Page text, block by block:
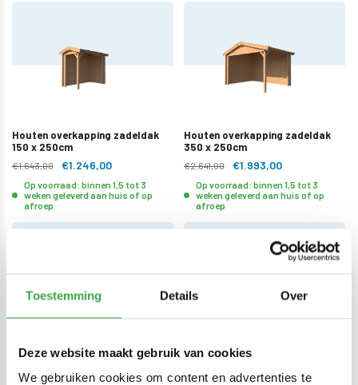
Toestemming Details Over
Deze website maakt gebruik van cookies
We gebruiken cookies om content en advertenties te
Houten overkapping zadeldak
150 x 250cm
€1.643,00 €1.246,00
Op voorraad: binnen 1,5 tot 3
weken geleverd aan huis of op
afroep
Houten overkapping zadeldak
350 x 250cm
€2.641,00 €1.993,00
Op voorraad: binnen 1,5 tot 3
weken geleverd aan huis of op
afroep
Houten overkapping zadeldak
Houten overkapping zadeldak